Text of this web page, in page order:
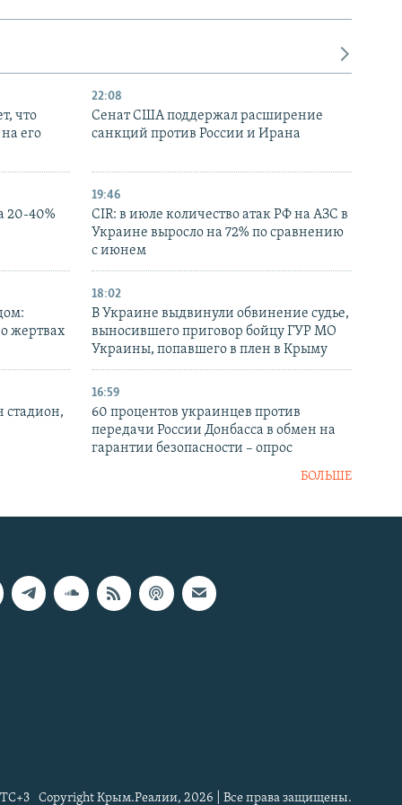
что
его
22:08
Сенат США поддержал расширение
санкций против России и Ирана
20-40%
19:46
CIR: в июле количество атак РФ на АЗС в
Украине выросло на 72% по сравнению
с июнем
жертвах
18:02
В Украине выдвинули обвинение судье,
выносившего приговор бойцу ГУР МО
Украины, попавшего в плен в Крыму
стадион,
16:59
60 процентов украинцев против
передачи России Донбасса в обмен на
гарантии безопасности – опрос
БОЛЬШЕ
Copyright Крым.Реалии, 2026 | Все права защищены.